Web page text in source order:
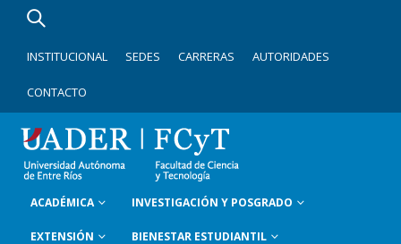
INSTITUCIONAL SEDES CARRERAS AUTORIDADES
CONTACTO
ACADÉMICA INVESTIGACIÓN Y POSGRADO
EXTENSIÓN BIENESTAR ESTUDIANTIL